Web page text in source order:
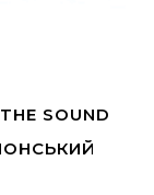
SOUND